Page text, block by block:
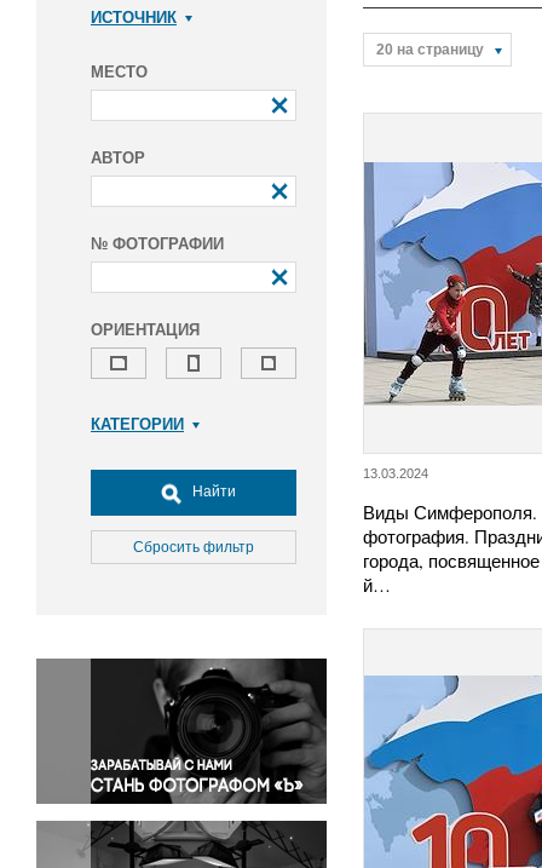
ИСТОЧНИК
МЕСТО
АВТОР
№ ФОТОГРАФИИ
ОРИЕНТАЦИЯ
КАТЕГОРИИ
Досуг, туризм и отдых
Культура
Медицина
Окружающая среда
Политика
Правосудие
Происшествия и конфликты
Религия
Светская жизнь
Спорт
Найти
Сбросить фильтр
20 на страницу
13.03.2024
Виды Симферополя.
фотография.
города,
й…